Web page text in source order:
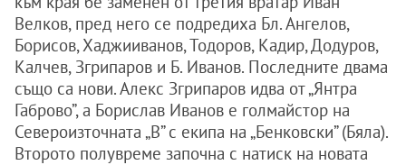
Велков, пред него се подредиха Бл. Ангелов,
Борисов, Хаджииванов, Тодоров, Кадир, Додуров,
Калчев, Згрипаров и Б. Иванов. Последните двама
също са нови. Алекс Згрипаров идва от „Янтра
Габрово”, а Борислав Иванов е голмайстор на
Североизточната „В” с екипа на „Бенковски” (Бяла).
Второто полувреме започна с натиск на новата